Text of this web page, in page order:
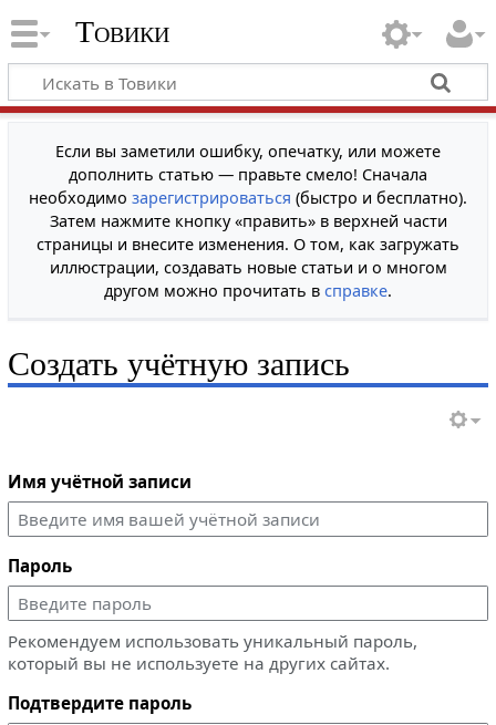
Товики
Если вы заметили ошибку, опечатку, или можете
дополнить статью — правьте смело! Сначала
необходимо зарегистрироваться (быстро и бесплатно).
Затем нажмите кнопку «править» в верхней части
страницы и внесите изменения. О том, как загружать
иллюстрации, создавать новые статьи и о многом
другом можно прочитать в справке.
Создать учётную запись
Имя учётной записи
Пароль
Рекомендуем использовать уникальный пароль,
который вы не используете на других сайтах.
Подтвердите пароль